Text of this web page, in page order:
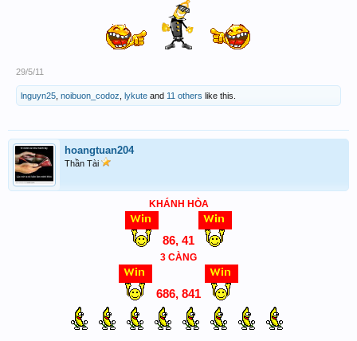
29/5/11
lnguyn25 noibuon_codoz lykute and 11 others like this.
hoangtuan204
Thần Tài
KHÁNH HÒA
86, 41
3 CÀNG
686, 841